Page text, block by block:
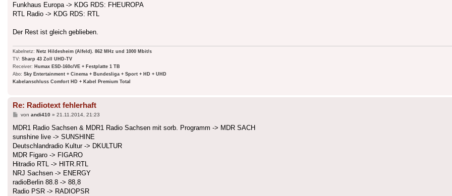
Funkhaus Europa -> KDG RDS: FHEUROPA
RTL Radio -> KDG RDS: RTL
Der Rest ist gleich geblieben.
Kabelnetz: Netz Hildesheim (Alfeld). 862 MHz und 1000 Mbit/s
TV: Sharp 43 Zoll UHD-TV
Receiver: Humax ESD-160c/VE + Festplatte 1 TB
Abo: Sky Entertainment + Cinema + Bundesliga + Sport + HD + UHD
Kabelanschluss Comfort HD + Kabel Premium Total
Re: Radiotext fehlerhaft
Beitrag
von andi410» 21.11.2014, 21:23
MDR1 Radio Sachsen & MDR1 Radio Sachsen mit sorb. Programm -> MDR SACH
sunshine live -> SUNSHINE
Deutschlandradio Kultur -> DKULTUR
MDR Figaro -> FIGARO
Hitradio RTL -> HITR.RTL
NRJ Sachsen -> ENERGY
radioBerlin 88.8 -> 88,8
Radio PSR -> RADIOPSR